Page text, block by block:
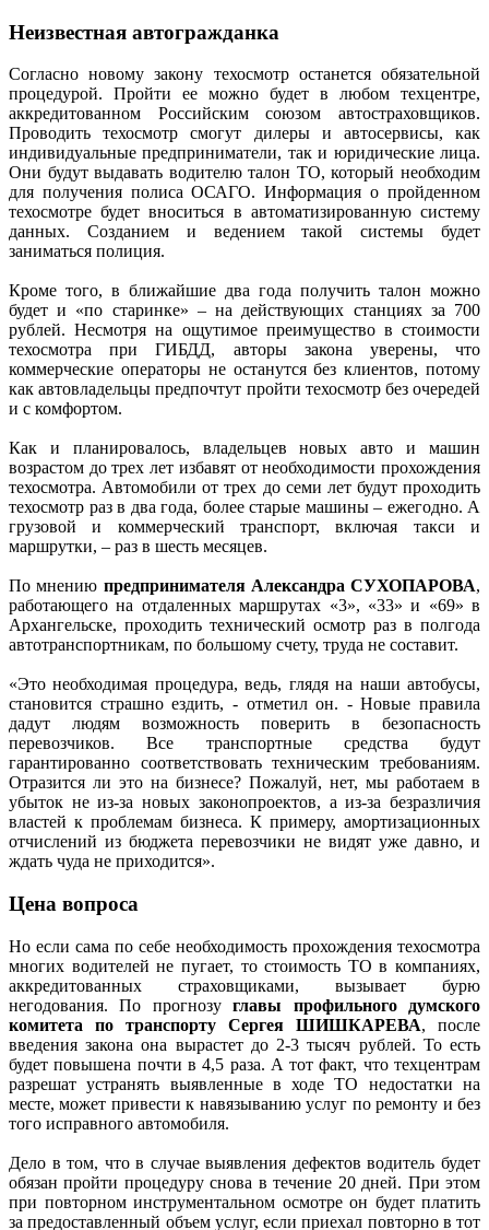
Неизвестная автогражданка
Согласно новому закону техосмотр останется обязательной
процедурой. Пройти ее можно будет в любом техцентре,
аккредитованном Российским союзом автостраховщиков.
Проводить техосмотр смогут дилеры и автосервисы, как
индивидуальные предприниматели, так и юридические лица.
Они будут выдавать водителю талон ТО, который необходим
для получения полиса ОСАГО. Информация о пройденном
техосмотре будет вноситься в автоматизированную систему
данных. Созданием и ведением такой системы будет
заниматься полиция.
Кроме того, в ближайшие два года получить талон можно
будет и «по старинке» – на действующих станциях за 700
рублей. Несмотря на ощутимое преимущество в стоимости
техосмотра при ГИБДД, авторы закона уверены, что
коммерческие операторы не останутся без клиентов, потому
как автовладельцы предпочтут пройти техосмотр без очередей
и с комфортом.
Как и планировалось, владельцев новых авто и машин
возрастом до трех лет избавят от необходимости прохождения
техосмотра. Автомобили от трех до семи лет будут проходить
техосмотр раз в два года, более старые машины – ежегодно. А
грузовой и коммерческий транспорт, включая такси и
маршрутки, – раз в шесть месяцев.
По мнению предпринимателя Александра СУХОПАРОВА,
работающего на отдаленных маршрутах «3», «33» и «69» в
Архангельске, проходить технический осмотр раз в полгода
автотранспортникам, по большому счету, труда не составит.
«Это необходимая процедура, ведь, глядя на наши автобусы,
становится страшно ездить, - отметил он. - Новые правила
дадут людям возможность поверить в безопасность
перевозчиков. Все транспортные средства будут
гарантированно соответствовать техническим требованиям.
Отразится ли это на бизнесе? Пожалуй, нет, мы работаем в
убыток не из-за новых законопроектов, а из-за безразличия
властей к проблемам бизнеса. К примеру, амортизационных
отчислений из бюджета перевозчики не видят уже давно, и
ждать чуда не приходится».
Цена вопроса
Но если сама по себе необходимость прохождения техосмотра
многих водителей не пугает, то стоимость ТО в компаниях,
аккредитованных страховщиками, вызывает бурю
негодования. По прогнозуглавы профильного думского
комитета по транспорту Сергея ШИШКАРЕВА, после
введения закона она вырастет до 2-3 тысяч рублей. То есть
будет повышена почти в 4,5 раза. А тот факт, что техцентрам
разрешат устранять выявленные в ходе ТО недостатки на
месте, может привести к навязыванию услуг по ремонту и без
того исправного автомобиля.
Дело в том, что в случае выявления дефектов водитель будет
обязан пройти процедуру снова в течение 20 дней. При этом
при повторном инструментальном осмотре он будет платить
за предоставленный объем услуг, если приехал повторно в тот